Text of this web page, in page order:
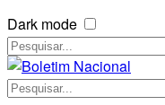
Dark mode